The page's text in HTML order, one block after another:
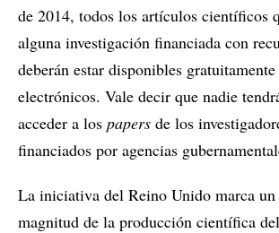
de 2014, todos los artículos científicos
alguna investigación financiada con
deberán estar disponibles
electrónicos. Vale decir que nadie
acceder a los papers de los
financiados por agencias
La iniciativa del Reino Unido marca
magnitud de la producción científica